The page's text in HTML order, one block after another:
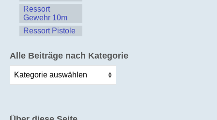
Ressort
Gewehr 10m
Ressort Pistole
Alle Beiträge nach Kategorie
Beiträge
nach